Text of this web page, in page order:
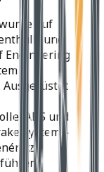
auf
und
Engineering
Ausgerüstet
ABS und
System –
zu